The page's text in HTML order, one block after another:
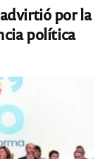
por la
política